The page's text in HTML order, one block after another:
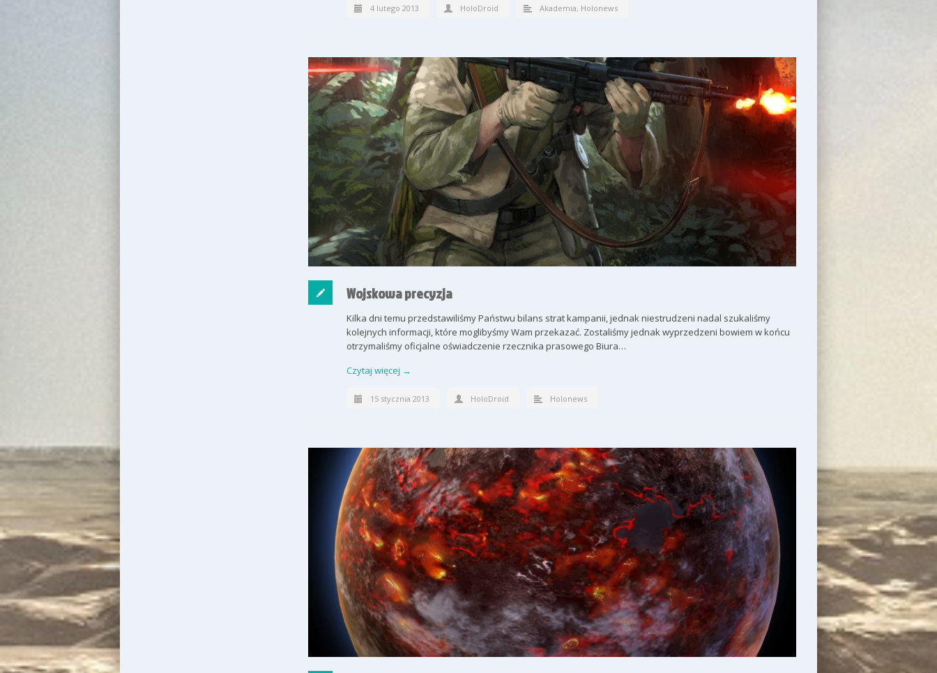
4 lutego 2013 HoloDroid Akademia, Holonews
Wojskowa precyzja
Kilka dni temu przedstawiliśmy Państwu bilans strat kampanii, jednak niestrudzeni nadal szukaliśmy
kolejnych informacji, które moglibyśmy Wam przekazać. Zostaliśmy jednak wyprzedzeni bowiem w końcu
otrzymaliśmy oficjalne oświadczenie rzecznika prasowego Biura…
Czytaj więcej →
15 stycznia 2013 HoloDroid Holonews